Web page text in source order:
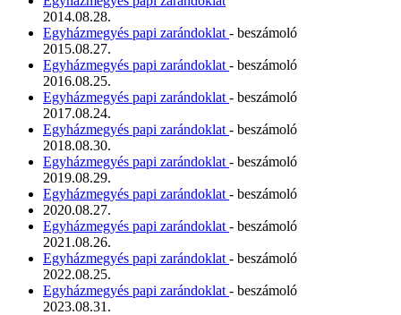
2014.08.28.
Egyházmegyés papi zarándoklat - beszámoló
2015.08.27.
Egyházmegyés papi zarándoklat - beszámoló
2016.08.25.
Egyházmegyés papi zarándoklat - beszámoló
2017.08.24.
Egyházmegyés papi zarándoklat - beszámoló
2018.08.30.
Egyházmegyés papi zarándoklat - beszámoló
2019.08.29.
Egyházmegyés papi zarándoklat - beszámoló
2020.08.27.
Egyházmegyés papi zarándoklat - beszámoló
2021.08.26.
Egyházmegyés papi zarándoklat - beszámoló
2022.08.25.
Egyházmegyés papi zarándoklat - beszámoló
2023.08.31.